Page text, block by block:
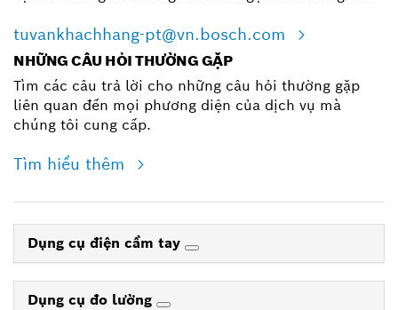
tuvankhachhang-pt@vn.bosch.com
NHỮNG CÂU HỎI THƯỜNG GẶP
Tìm các câu trả lời cho những câu hỏi thường gặp
liên quan đến mọi phương diện của dịch vụ mà
chúng tôi cung cấp.
Tìm hiểu thêm
Dụng cụ điện cầm tay
Dụng cụ đo lường